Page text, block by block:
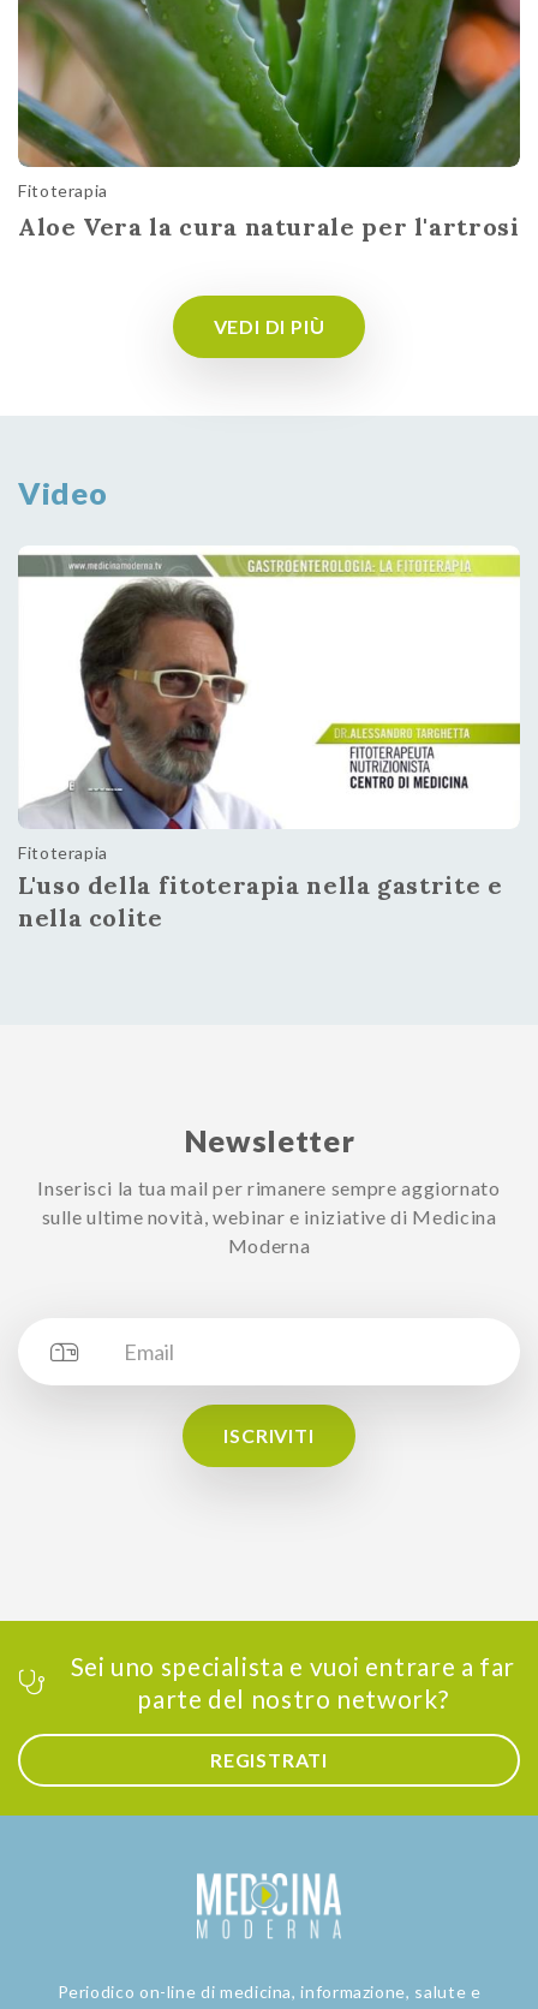
Fitoterapia
Aloe Vera la cura naturale per l'artrosi
VEDI DI PIÙ
Video
Fitoterapia
L'uso della fitoterapia nella gastrite e
nella colite
Newsletter
Inserisci la tua mail per rimanere sempre aggiornato
sulle ultime novità, webinar e iniziative di Medicina
Moderna
ISCRIVITI
Sei uno specialista e vuoi entrare a far
parte del nostro network?
REGISTRATI
Periodico on-line di medicina, informazione, salute e